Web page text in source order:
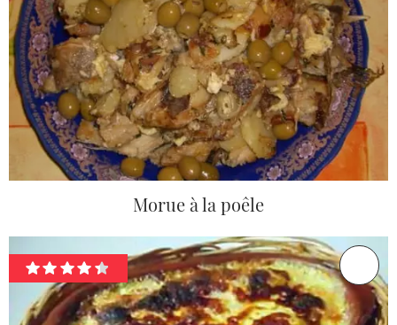
Morue à la poêle